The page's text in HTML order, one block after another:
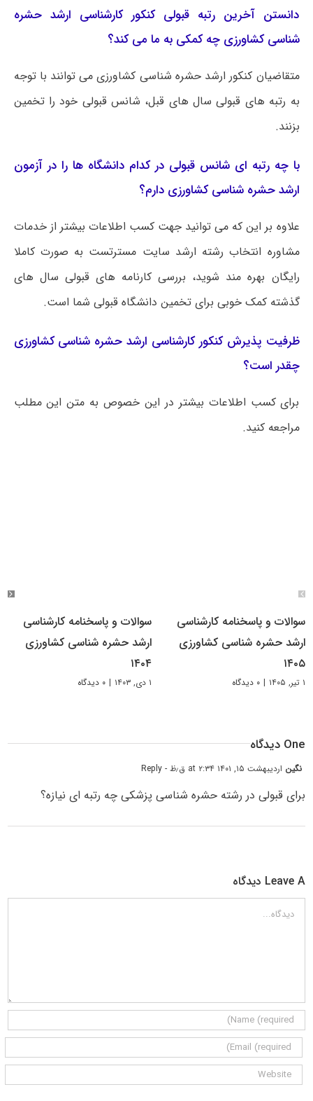
دانستن آخرین رتبه قبولی کنکور کارشناسی ارشد حشره
شناسی کشاورزی چه کمکی به ما می کند؟
متقاضیان کنکور ارشد حشره شناسی کشاورزی می توانند با توجه
به رتبه های قبولی سال های قبل، شانس قبولی خود را تخمین
بزنند.
با چه رتبه ای شانس قبولی در کدام دانشگاه ها را در آزمون
ارشد حشره شناسی کشاورزی دارم؟
علاوه بر این که می توانید جهت کسب اطلاعات بیشتر از خدمات
مشاوره انتخاب رشته ارشد سایت مسترتست به صورت کاملا
رایگان بهره مند شوید، بررسی کارنامه های قبولی سال های
گذشته کمک خوبی برای تخمین دانشگاه قبولی شما است.
ظرفیت پذیرش کنکور کارشناسی ارشد حشره شناسی کشاورزی
چقدر است؟
برای کسب اطلاعات بیشتر در این خصوص به متن این مطلب
مراجعه کنید.
سوالات و پاسخنامه کارشناسی
ارشد حشره شناسی کشاورزی
۱۴۰۵
۱ تیر, ۱۴۰۵ | ۰ دیدگاه
سوالات و پاسخنامه کارشناسی
ارشد حشره‌ شناسی کشاورزی
۱۴۰۴
۱ دی, ۱۴۰۳ | ۰ دیدگاه
One دیدگاه
نگین اردیبهشت ۱۵, ۱۴۰۱ at ۲:۳۴ ق٫ظ - Reply
برای قبولی در رشته حشره شناسی پزشکی چه رتبه ای نیازه؟
Leave A دیدگاه
دیدگاه